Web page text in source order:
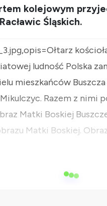
kolejowym
Śląskich.
ludność Polska
mieszkańców
Razem z nimi
Matki Boskiej
Matki Boskiej.